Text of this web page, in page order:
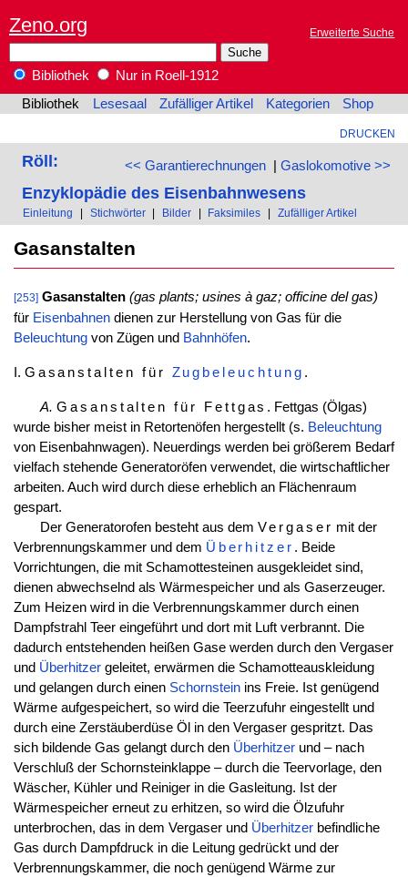
Zeno.org Erweiterte Suche
Bibliothek
Nur in Roell-1912
Bibliothek
Lesesaal Zufälliger Artikel Kategorien Shop
DRUCKEN
<< Garantierechnungen| Gaslokomotive >>
Röll:
Enzyklopädie des Eisenbahnwesens
Einleitung | Stichwörter | Bilder | Faksimiles | Zufälliger Artikel
Gasanstalten
[253] Gasanstalten (gas plants; usines à gaz; officine del gas)
für Eisenbahnendienen zur Herstellung von Gas für die
Beleuchtungvon Zügen und Bahnhöfen.
I. Gasanstalten für Zugbeleuchtung .
A. Gasanstalten für Fettgas . Fettgas (Ölgas)
wurde bisher meist in Retortenöfen hergestellt (s. Beleuchtung
von Eisenbahnwagen). Neuerdings werden bei größerem Bedarf
vielfach stehende Generatoröfen verwendet, die wirtschaftlicher
arbeiten. Auch wird durch diese erheblich an Flächenraum
gespart.
Der Generatorofen besteht aus dem Vergaser mit der
Verbrennungskammer und dem Überhitzer . Beide
Vorrichtungen, die mit Schamottesteinen ausgekleidet sind,
dienen abwechselnd als Wärmespeicher und als Gaserzeuger.
Zum Heizen wird in die Verbrennungskammer durch einen
Dampfstrahl Teer eingeführt und dort mit Luft verbrannt. Die
dadurch entstehenden heißen Gase werden durch den Vergaser
und Überhitzergeleitet, erwärmen die Schamotteauskleidung
und gelangen durch einen Schornsteinins Freie. Ist genügend
Wärme aufgespeichert, so wird die Teerzufuhr eingestellt und
durch eine Zerstäuberdüse Öl in den Vergaser gespritzt. Das
sich bildende Gas gelangt durch den Überhitzerund – nach
Verschluß der Schornsteinklappe – durch die Teervorlage, den
Wäscher, Kühler und Reiniger in die Gasleitung. Ist der
Wärmespeicher erneut zu erhitzen, so wird die Ölzufuhr
unterbrochen, das in dem Vergaser und Überhitzerbefindliche
Gas durch Dampfdruck in die Leitung gedrückt und der
Verbrennungskammer, die noch genügend Wärme zur